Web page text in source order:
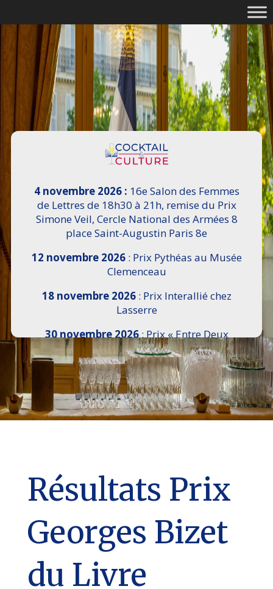
4 novembre 2026 : 16e Salon des Femmes
de Lettres de 18h30 à 21h, remise du Prix
Simone Veil, Cercle National des Armées 8
place Saint-Augustin Paris 8e
12 novembre 2026: Prix Pythéas au Musée
Clemenceau
18 novembre 2026: Prix Interallié chez
Lasserre
30 novembre 2026: Prix « Entre Deux
Rives » I Scemi Astutti au Sénat
7 décembre 2026 :16e Salon de l’Histoire de
18h30 à 21h, remise du Prix du Guesclin,
Cercle National des Armées 8 place Saint-
Augustin Paris 8e
Résultats Prix
Georges Bizet
du Livre